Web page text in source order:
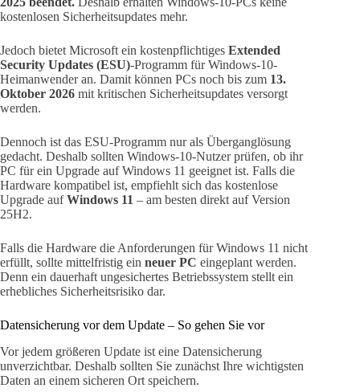
kostenlosen Sicherheitsupdates mehr.
Jedoch bietet Microsoft ein kostenpflichtiges Extended
Security Updates (ESU)-Programm für Windows-10-
Heimanwender an. Damit können PCs noch bis zum 13.
Oktober 2026 mit kritischen Sicherheitsupdates versorgt
werden.
Dennoch ist das ESU-Programm nur als Überganglösung
gedacht. Deshalb sollten Windows-10-Nutzer prüfen, ob ihr
PC für ein Upgrade auf Windows 11 geeignet ist. Falls die
Hardware kompatibel ist, empfiehlt sich das kostenlose
Upgrade aufWindows 11 – am besten direkt auf Version
25H2.
Falls die Hardware die Anforderungen für Windows 11 nicht
erfüllt, sollte mittelfristig ein neuer PC eingeplant werden.
Denn ein dauerhaft ungesichertes Betriebssystem stellt ein
erhebliches Sicherheitsrisiko dar.
Datensicherung vor dem Update – So gehen Sie vor
Vor jedem größeren Update ist eine Datensicherung
unverzichtbar. Deshalb sollten Sie zunächst Ihre wichtigsten
Daten an einem sicheren Ort speichern.